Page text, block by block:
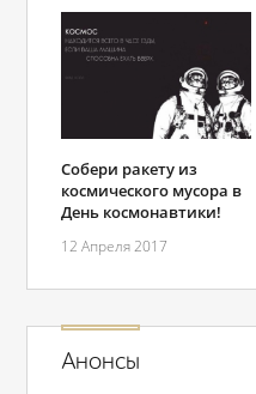
Собери ракету из
космического мусора в
День космонавтики!
12 Апреля 2017
Анонсы